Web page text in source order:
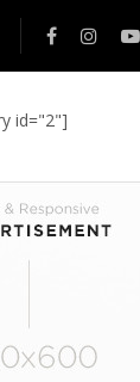
id="2"]